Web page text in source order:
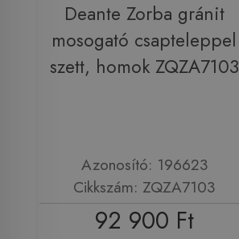
Deante Zorba gránit
mosogató csapteleppel
szett, homok ZQZA7103
Azonosító: 196623
Cikkszám: ZQZA7103
92 900 Ft